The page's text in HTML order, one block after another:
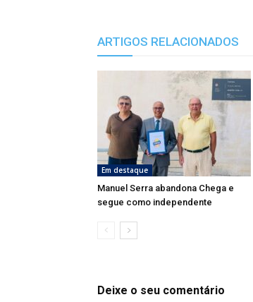
ARTIGOS RELACIONADOS
Em destaque
Manuel Serra abandona Chega e
segue como independente
Deixe o seu comentário